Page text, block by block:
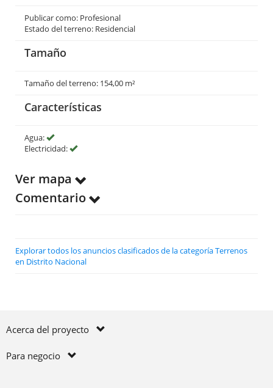
Publicar como: Profesional
Estado del terreno: Residencial
Tamaño
Tamaño del terreno: 154,00 m²
Características
Agua:
Electricidad:
Ver mapa
Comentario
Explorar todos los anuncios clasificados de la categoría Terrenos
en Distrito Nacional
Acerca del proyecto
Para negocio